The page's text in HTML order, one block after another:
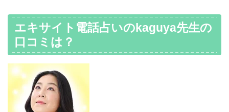
エキサイト電話占いのkaguya先生の
口コミは？